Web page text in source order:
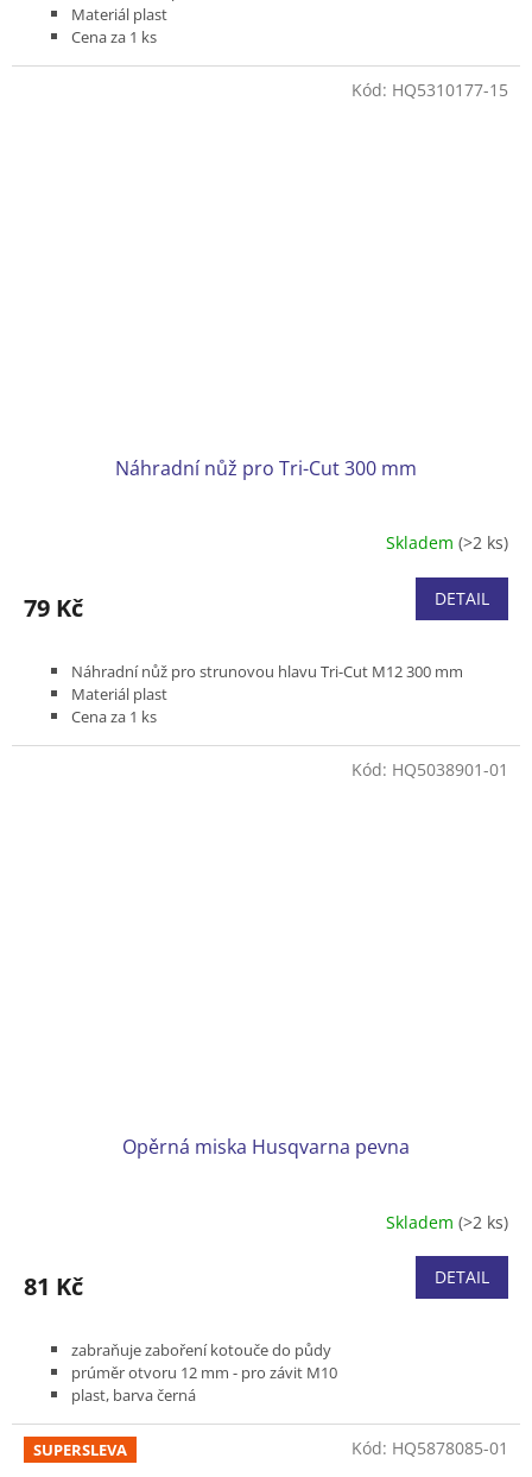
Materiál plast
Cena za 1 ks
Náhradní nůž pro Tri-Cut 300 mm
Skladem (>2 ks)
79 Kč DETAIL
Náhradní nůž pro strunovou hlavu Tri-Cut M12 300 mm
Materiál plast
Cena za 1 ks
Kód: HQ5310177-15
Opěrná miska Husqvarna pevna
Skladem (>2 ks)
81 Kč DETAIL
zabraňuje zaboření kotouče do půdy
prúměr otvoru 12 mm - pro závit M10
plast, barva černá
Kód: HQ5038901-01
SUPERSLEVA Kód: HQ5878085-01